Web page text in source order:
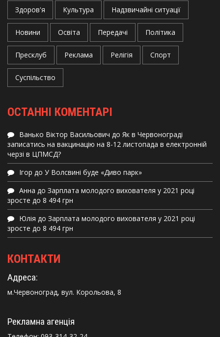
Здоров'я Культура Надзвичайні ситуації
Новини Освіта Передачі Політика
Пресклуб Реклама Релігія Спорт
Суспільство
ОСТАННІ КОМЕНТАРІ
Ванько Віктор Васильович до Як в Червонограді
записатись на вакцинацію на 8-12 листопада в електронній
черзі в ЦПМСД?
Ігор до У Волсвині буде «Диво парк»
Анна до Зарплата молодого вихователя у 2021 році
зросте до 8 494 грн
Юлія до Зарплата молодого вихователя у 2021 році
зросте до 8 494 грн
КОНТАКТИ
Адреса:
м.Червоноград, вул. Корольова, 8
Рекламна агенція